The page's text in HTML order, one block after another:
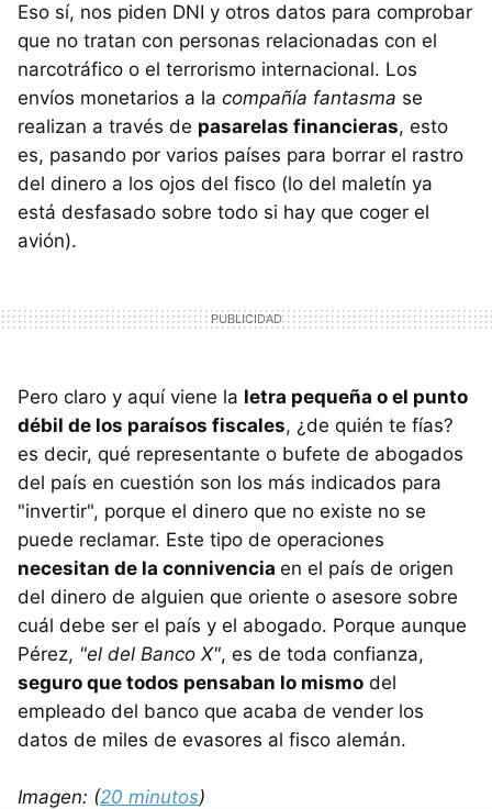
Eso sí, nos piden DNI y otros datos para comprobar
que no tratan con personas relacionadas con el
narcotráfico o el terrorismo internacional. Los
envíos monetarios a la compañía fantasma se
realizan a través de pasarelas financieras, esto
es, pasando por varios países para borrar el rastro
del dinero a los ojos del fisco (lo del maletín ya
está desfasado sobre todo si hay que coger el
avión).
Pero claro y aquí viene la letra pequeña o el punto
débil de los paraísos fiscales, ¿de quién te fías?
es decir, qué representante o bufete de abogados
del país en cuestión son los más indicados para
"invertir", porque el dinero que no existe no se
puede reclamar. Este tipo de operaciones
necesitan de la connivencia en el país de origen
del dinero de alguien que oriente o asesore sobre
cuál debe ser el país y el abogado. Porque aunque
Pérez, "el del Banco X", es de toda confianza,
seguro que todos pensaban lo mismo del
empleado del banco que acaba de vender los
datos de miles de evasores al fisco alemán.
Imagen: (20 minutos)